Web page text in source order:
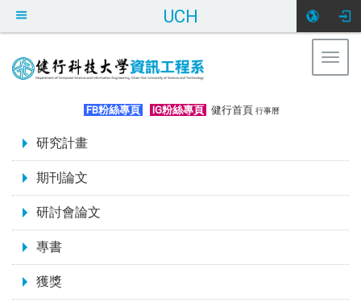
UCH
FB粉絲專頁 IG粉絲專頁 健行首頁 行事曆
研究計畫
期刊論文
研討會論文
專書
獲獎